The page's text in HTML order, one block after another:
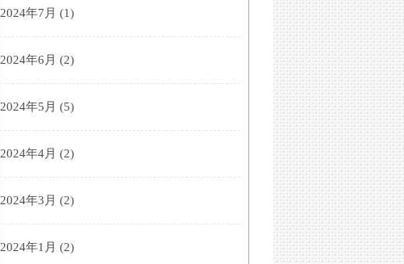
2024年7月 (1)
2024年6月 (2)
2024年5月 (5)
2024年4月 (2)
2024年3月 (2)
2024年1月 (2)